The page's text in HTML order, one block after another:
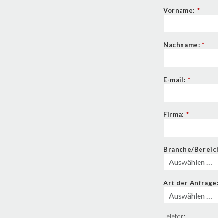
*
Vorname:
*
Nachname:
*
E-mail:
*
Firma:
Branche/
Art der Anfrage:
Telefon: